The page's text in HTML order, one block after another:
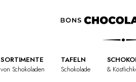
SORTIMENTE
von Schokoladen
TAFELN
Schokolade
&